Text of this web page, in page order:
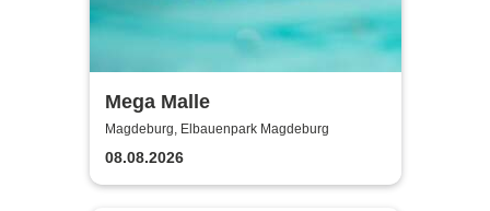
Mega Malle
Magdeburg, Elbauenpark Magdeburg
08.08.2026